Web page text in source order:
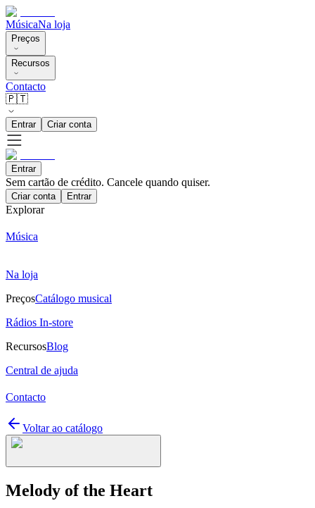
MúsicaNa loja
Preços
Recursos
Contacto
🇵🇹
Entrar Criar conta
Entrar
Sem cartão de crédito. Cancele quando quiser.
Criar conta Entrar
Explorar
Música
Na loja
PreçosCatálogo musical
Rádios In-store
RecursosBlog
Central de ajuda
Contacto
Voltar ao catálogo
Melody of the Heart